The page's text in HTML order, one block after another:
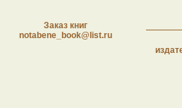
Заказ книг
notabene_book@list.ru